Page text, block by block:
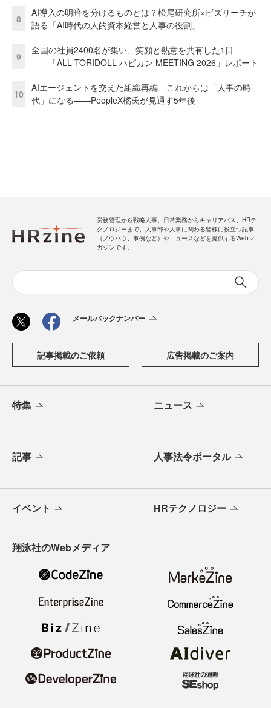
8
AI導入の明暗を分けるものとは？松尾研究所×ビズリーチが
語る「AI時代の人的資本経営と人事の役割」
9
全国の社員2400名が集い、笑顔と熱意を共有した1日
――「ALL TORIDOLL ハピカン MEETING 2026」レポート
10
AIエージェントを交えた組織再編 これからは「人事の時
代」になる——PeopleX橘氏が見通す5年後
労務管理から戦略人事、日常業務からキャリアパス、HRテ
クノロジーまで、人事部や人事に関わる皆様に役立つ記事
（ノウハウ、事例など）やニュースなどを提供するWebマ
ガジンです。
メールバックナンバー
記事掲載のご依頼 広告掲載のご案内
特集 ニュース
記事 人事法令ポータル
イベント HRテクノロジー
翔泳社のWebメディア